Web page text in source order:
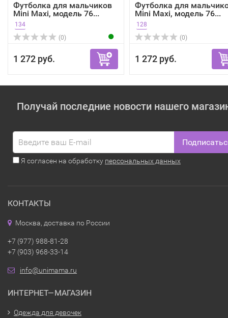
Футболка для мальчиков
Mini Maxi, модель 76...
134
(0)
1 272 руб.
Футболка для
Mini Maxi, модель 76...
128
(0)
1 272 руб.
Получай последние новости нашего
Я согласен на обработку персональных данных
КОНТАКТЫ
Москва, доставка по России
+7 (977) 988-81-28
+7 (903) 968-33-14
info@unimama.ru
ИНТЕРНЕТ—МАГАЗИН
Одежда для девочек